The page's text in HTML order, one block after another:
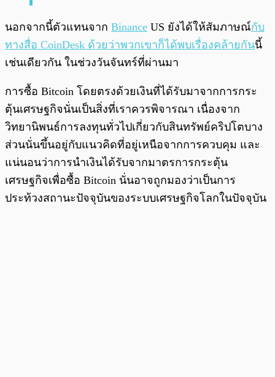
นอกจากนี้ตัวแทนจาก Binance US ยังได้ให้สัมภาษณ์กับ
ทางสื่อ CoinDesk ด้วยว่าพวกเขาก็ได้พบเรื่องคล้ายกันนี้
เช่นเดียวกัน ในช่วงวันจันทร์ที่ผ่านมา
การซื้อ Bitcoin โดยตรงด้วยเงินที่ได้รับมาจากการกระ
ตุ้นเศรษฐกิจนั่นเป็นสิ่งที่เราควรพิจารณา เนื่องจาก
วิทยานิพนธ์การลงทุนทั่วไปเกี่ยวกับสินทรัพย์คริปโตบาง
ส่วนนั่นขึ้นอยู่กับแนวคิดที่อยู่เหนือจากการควบคุม และ
แน่นอนว่าการนำเงินได้รับจากมาตรการกระตุ้น
เศรษฐกิจเพื่อซื้อ Bitcoin นั่นอาจถูกมองว่าเป็นการ
ประท้วงสถานะปัจจุบันของระบบเศรษฐกิจโลกในปัจจุบัน